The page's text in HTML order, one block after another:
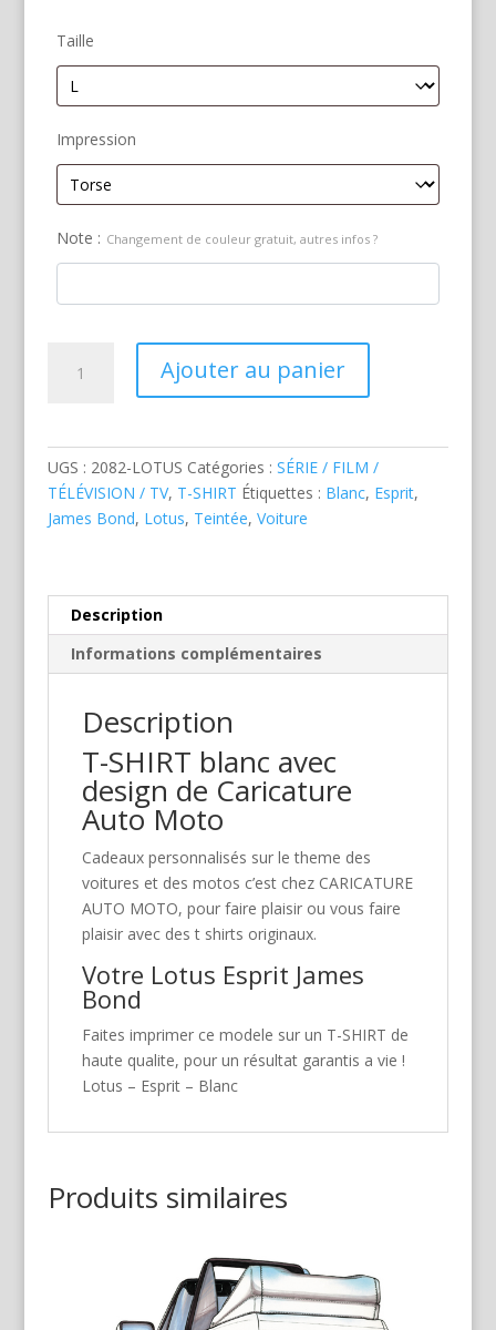
Taille
Impression
Note : Changement de couleur gratuit, autres infos ?
Bond
Ajouter au panier
UGS : 2082-LOTUS Catégories : SÉRIE / FILM /
TÉLÉVISION / TV, T-SHIRT Étiquettes : Blanc, Esprit,
James Bond, Lotus, Teintée, Voiture
Description
Informations complémentaires
Description
T-SHIRT blanc avec
design de Caricature
Auto Moto
Cadeaux personnalisés sur le theme des
voitures et des motos c’est chez CARICATURE
AUTO MOTO, pour faire plaisir ou vous faire
plaisir avec des t shirts originaux.
Votre Lotus Esprit James
Bond
Faites imprimer ce modele sur un T-SHIRT de
haute qualite, pour un résultat garantis a vie !
Lotus – Esprit – Blanc
Produits similaires